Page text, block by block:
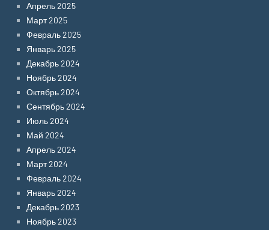
Апрель 2025
Март 2025
Февраль 2025
Январь 2025
Декабрь 2024
Ноябрь 2024
Октябрь 2024
Сентябрь 2024
Июль 2024
Май 2024
Апрель 2024
Март 2024
Февраль 2024
Январь 2024
Декабрь 2023
Ноябрь 2023